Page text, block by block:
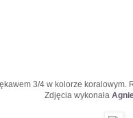
3/4 w kolorze koralowym.
Zdjęcia wykonała